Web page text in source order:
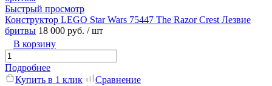
Быстрый просмотр
Конструктор LEGO Star Wars 75447 The Razor Crest Лезвие
бритвы 18 000 руб. / шт
В корзину
Подробнее
Купить в 1 клик
Сравнение